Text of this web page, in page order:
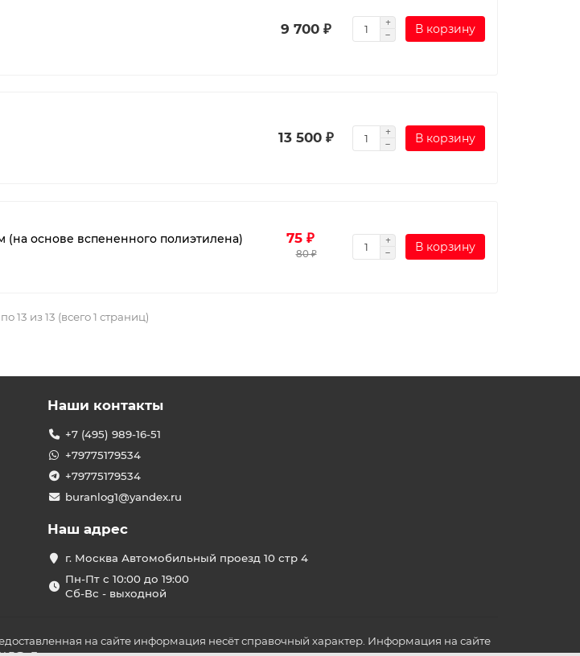
9 700 ₽ В корзину
13 500 ₽ В корзину
основе вспененного полиэтилена)
75 ₽
80 ₽ В корзину
13 из 13 (всего 1 страниц)
Наши контакты
+7 (495) 989-16-51
+79775179534
+79775179534
buranlog1@yandex.ru
Наш адрес
г. Москва Автомобильный проезд 10 стр 4
Пн-Пт с 10:00 до 19:00
Сб-Вс - выходной
на сайте информация несёт справочный характер. Информация на сайте